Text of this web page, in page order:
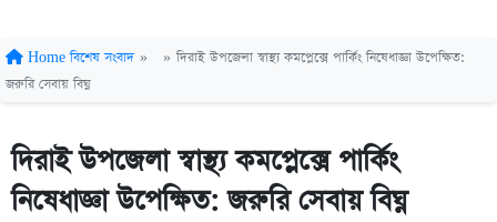
Home বিশেষ সংবাদ » » দিরাই উপজেলা স্বাস্থ্য কমপ্লেক্সে পার্কিং নিষেধাজ্ঞা উপেক্ষিত:
জরুরি সেবায় বিঘ্ন
দিরাই উপজেলা স্বাস্থ্য কমপ্লেক্সে পার্কিং
নিষেধাজ্ঞা উপেক্ষিত: জরুরি সেবায় বিঘ্ন